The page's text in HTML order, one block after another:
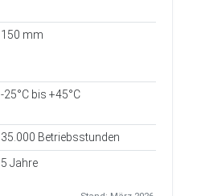
150 mm
-25°C bis +45°C
35.000 Betriebsstunden
5 Jahre